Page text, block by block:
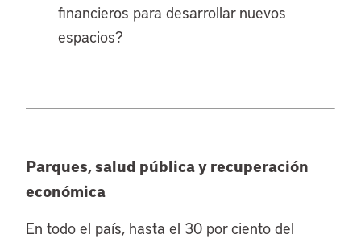
financieros para desarrollar nuevos
espacios?
Parques, salud pública y recuperación
económica
En todo el país, hasta el 30 por ciento del